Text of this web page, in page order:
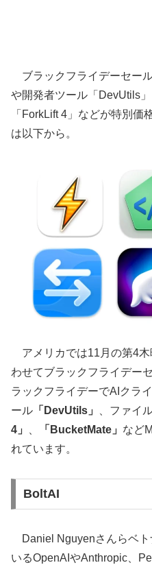
ブラックフライデーセー
や開発者ツール「DevUtils
「ForkLift 4」などが特別価
は以下から。
アメリカでは11月の第4木
わせてブラックフライデー
ラックフライデーでAIクラ
ール 「DevUtils」 、ファイ
4」
「BucketMate」 など
れています。
BoltAI
Daniel Nguyenさんらベト
いるOpenAIやAnthropic、